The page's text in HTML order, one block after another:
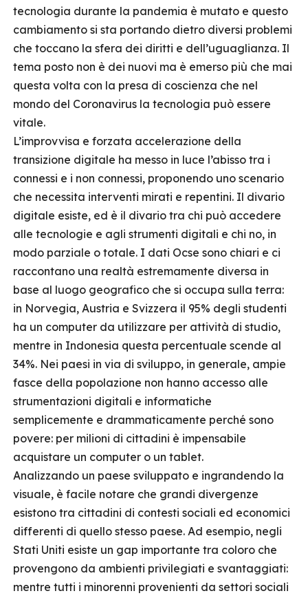
tecnologia durante la pandemia è mutato e questo
cambiamento si sta portando dietro diversi problemi
che toccano la sfera dei diritti e dell’uguaglianza. Il
tema posto non è dei nuovi ma è emerso più che mai
questa volta con la presa di coscienza che nel
mondo del Coronavirus la tecnologia può essere
vitale.
L’improvvisa e forzata accelerazione della
transizione digitale ha messo in luce l’abisso tra i
connessi e i non connessi, proponendo uno scenario
che necessita interventi mirati e repentini. Il divario
digitale esiste, ed è il divario tra chi può accedere
alle tecnologie e agli strumenti digitali e chi no, in
modo parziale o totale. I dati Ocse sono chiari e ci
raccontano una realtà estremamente diversa in
base al luogo geografico che si occupa sulla terra:
in Norvegia, Austria e Svizzera il 95% degli studenti
ha un computer da utilizzare per attività di studio,
mentre in Indonesia questa percentuale scende al
34%. Nei paesi in via di sviluppo, in generale, ampie
fasce della popolazione non hanno accesso alle
strumentazioni digitali e informatiche
semplicemente e drammaticamente perché sono
povere: per milioni di cittadini è impensabile
acquistare un computer o un tablet.
Analizzando un paese sviluppato e ingrandendo la
visuale, è facile notare che grandi divergenze
esistono tra cittadini di contesti sociali ed economici
differenti di quello stesso paese. Ad esempio, negli
Stati Uniti esiste un gap importante tra coloro che
provengono da ambienti privilegiati e svantaggiati:
mentre tutti i minorenni provenienti da settori sociali